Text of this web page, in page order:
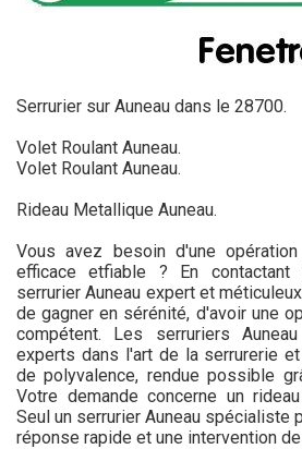
Serrurier sur Auneau dans le 28700.
Volet Roulant Auneau.
Volet Roulant Auneau.
Rideau Metallique Auneau.
Vous avez besoin d'une
efficace etfiable ? En contactant
serrurier Auneau expert et
de gagner en sérénité, d'avoir une
compétent. Les serruriers
experts dans l'art de la serrurerie
de polyvalence, rendue possible
Votre demande concerne un
Seul un serrurier Auneau spécialiste
réponse rapide et une intervention